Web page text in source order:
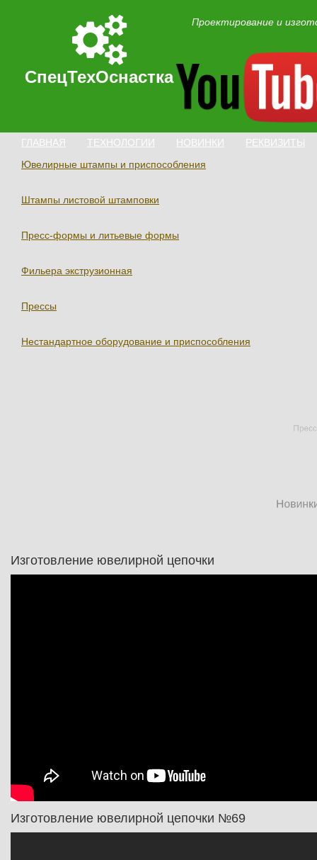
СпецТехОснастка
Проектирование и
ГЛАВНАЯ ТЕХНОЛОГИИ НОВИНКИ
РЕКВИЗИТЫ
Ювелирные штампы и приспособления
Штампы листовой штамповки
Пресс-формы и литьевые формы
Фильера экструзионная
Прессы
Нестандартное оборудование и приспособления
Изготовление ювелирной цепочки
Изготовление ювелирной цепочки №69